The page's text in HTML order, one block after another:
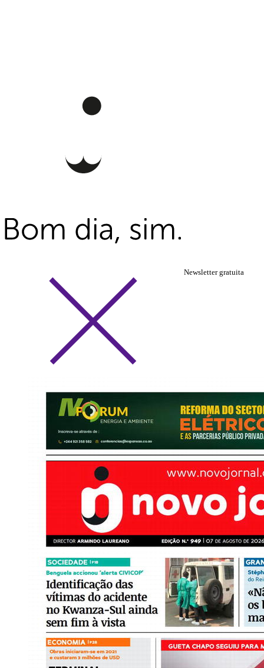
Newsletter gratuita